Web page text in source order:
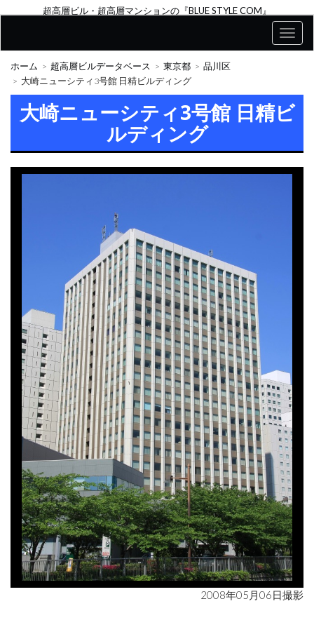
超高層ビル・超高層マンションの『BLUE STYLE COM』
ホーム 超高層ビルデータベース 東京都
品川区
大崎ニューシティ3号館 日精ビルディング
大崎ニューシティ3号館 日精ビ
ルディング
2008年05月06日撮影